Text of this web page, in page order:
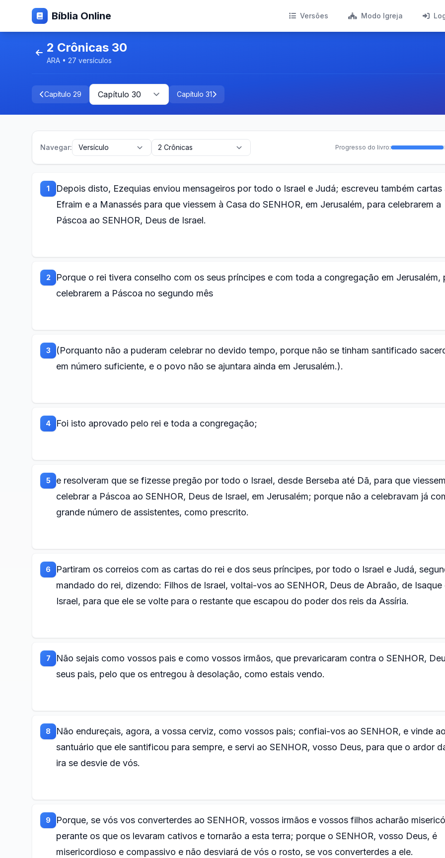
Bíblia Online Versões Modo Igreja
2 Crônicas 30
ARA • 27 versículos
Capítulo 29 Capítulo 31
Navegar: Progresso do livro:
1
Depois disto, Ezequias enviou mensageiros por todo o Israel e Judá; escreveu também cartas
Efraim e a Manassés para que viessem à Casa do SENHOR, em Jerusalém, para celebrarem a
Páscoa ao SENHOR, Deus de Israel.
2
Porque o rei tivera conselho com os seus príncipes e com toda a congregação em Jerusalém,
celebrarem a Páscoa no segundo mês
3
(Porquanto não a puderam celebrar no devido tempo, porque não se tinham santificado
em número suficiente, e o povo não se ajuntara ainda em Jerusalém.).
4 Foi isto aprovado pelo rei e toda a congregação;
5
e resolveram que se fizesse pregão por todo o Israel, desde Berseba até Dã, para que
celebrar a Páscoa ao SENHOR, Deus de Israel, em Jerusalém; porque não a celebravam já
grande número de assistentes, como prescrito.
6
Partiram os correios com as cartas do rei e dos seus príncipes, por todo o Israel e Judá,
mandado do rei, dizendo: Filhos de Israel, voltai-vos ao SENHOR, Deus de Abraão, de Isaque
Israel, para que ele se volte para o restante que escapou do poder dos reis da Assíria.
7
Não sejais como vossos pais e como vossos irmãos, que prevaricaram contra o SENHOR,
seus pais, pelo que os entregou à desolação, como estais vendo.
8
Não endureçais, agora, a vossa cerviz, como vossos pais; confiai-vos ao SENHOR, e vinde
santuário que ele santificou para sempre, e servi ao SENHOR, vosso Deus, para que o ardor
ira se desvie de vós.
9
Porque, se vós vos converterdes ao SENHOR, vossos irmãos e vossos filhos acharão
perante os que os levaram cativos e tornarão a esta terra; porque o SENHOR, vosso Deus, é
misericordioso e compassivo e não desviará de vós o rosto, se vos converterdes a ele.